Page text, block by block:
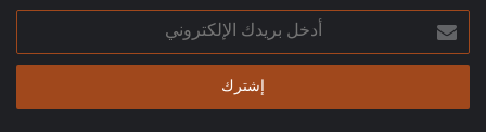
أدخل
بريدك
الإلكتروني